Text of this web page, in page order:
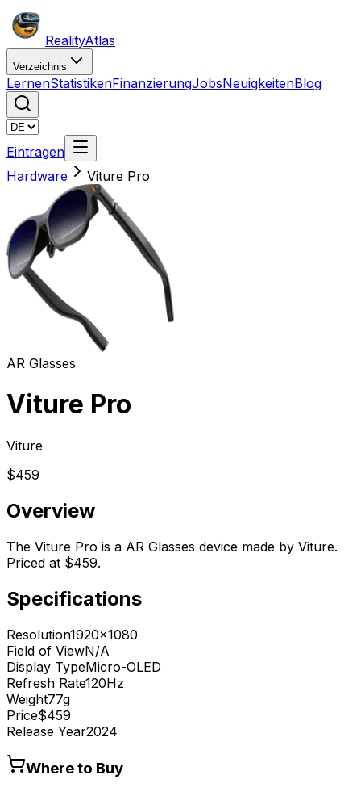
RealityAtlas
Verzeichnis
LernenStatistikenFinanzierungJobsNeuigkeitenBlog
Eintragen
Hardware
Viture Pro
AR Glasses
Viture Pro
Viture
$459
Overview
The Viture Pro is a AR Glasses device made by Viture.
Priced at $459.
Specifications
Resolution1920x1080
Field of ViewN/A
Display TypeMicro-OLED
Refresh Rate120Hz
Weight77g
Price$459
Release Year2024
Where to Buy